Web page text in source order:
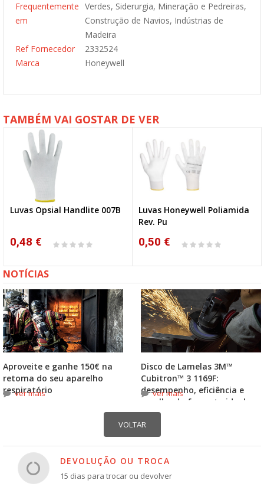
Frequentemente
em
Verdes, Siderurgia, Mineração e Pedreiras,
Construção de Navios, Indústrias de
Madeira
Ref Fornecedor
2332524
Marca
Honeywell
TAMBÉM VAI GOSTAR DE VER
Luvas Opsial Handlite 007B
0,48 €
Luvas Honeywell Poliamida
Rev. Pu
0,50 €
NOTÍCIAS
Aproveite e ganhe 150€ na
retoma do seu aparelho
respiratório
ver mais
Disco de Lamelas 3M™
Cubitron™ 3 1169F:
desempenho, eficiência e
escolha do formato ideal
ver mais
DEVOLUÇÃO OU TROCA
15 dias para trocar ou devolver